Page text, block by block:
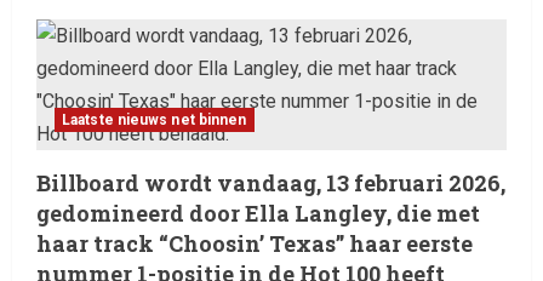
Laatste nieuws net binnen
Billboard wordt vandaag, 13 februari 2026,
gedomineerd door Ella Langley, die met
haar track “Choosin’ Texas” haar eerste
nummer 1-positie in de Hot 100 heeft
Laatste nieuws net binnen
Billboard wordt vandaag, 13
februari 2026, gedomineerd
door Ella Langley, die met haar
track “Choosin’ Texas” haar
eerste nummer 1-positie in de
Hot 100 heeft behaald.
13 February 2026
Laatste nieuws net binnen
Het belangrijkste
entertainmentnieuws van